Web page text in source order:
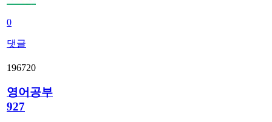
0
댓글
196720
영어공부
927